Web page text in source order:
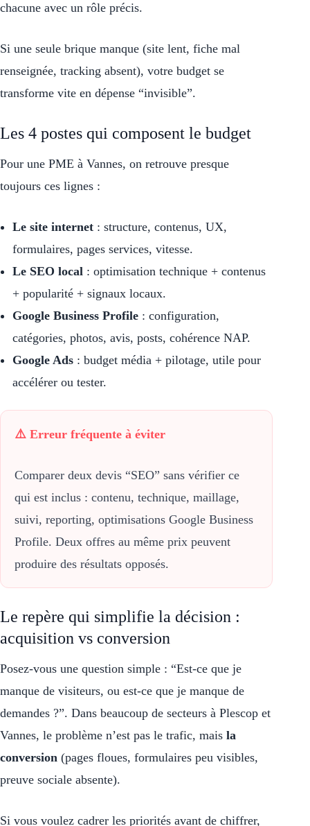
chacune avec un rôle précis.
Si une seule brique manque (site lent, fiche mal
renseignée, tracking absent), votre budget se
transforme vite en dépense “invisible”.
Les 4 postes qui composent le budget
Pour une PME à Vannes, on retrouve presque
toujours ces lignes :
Le site internet : structure, contenus, UX,
formulaires, pages services, vitesse.
Le SEO local : optimisation technique + contenus
+ popularité + signaux locaux.
Google Business Profile : configuration,
catégories, photos, avis, posts, cohérence NAP.
Google Ads : budget média + pilotage, utile pour
accélérer ou tester.
⚠️ Erreur fréquente à éviter
Comparer deux devis “SEO” sans vérifier ce
qui est inclus : contenu, technique, maillage,
suivi, reporting, optimisations Google Business
Profile. Deux offres au même prix peuvent
produire des résultats opposés.
Le repère qui simplifie la décision :
acquisition vs conversion
Posez-vous une question simple : “Est-ce que je
manque de visiteurs, ou est-ce que je manque de
demandes ?”. Dans beaucoup de secteurs à Plescop et
Vannes, le problème n’est pas le trafic, mais la
conversion (pages floues, formulaires peu visibles,
preuve sociale absente).
Si vous voulez cadrer les priorités avant de chiffrer,